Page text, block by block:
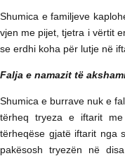
Shumica e familjeve
vjen me pijet, tjetra i vërtit
se erdhi koha për lutje në
Falja e namazit të
Shumica e burrave nuk e
tërheq tryeza e iftarit
tërheqëse gjatë iftarit nga
pakësosh tryezën në